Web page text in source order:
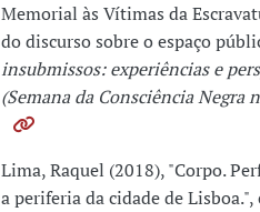
Memorial às Vítimas da
do discurso sobre o espaço
insubmissos: experiências e
(Semana da Consciência Negra
Lima, Raquel (2018), "Corpo.
a periferia da cidade de